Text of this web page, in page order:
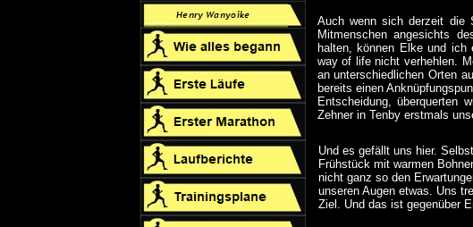
Auch wenn sich derzeit die
Mitmenschen angesichts
halten, können Elke und ich
way of life nicht verhehlen.
an unterschiedlichen Orten
bereits einen
Entscheidung, überquerten
Zehner in Tenby erstmals
Und es gefällt uns hier.
Frühstück mit warmen
nicht ganz so den
unseren Augen etwas. Uns
Ziel. Und das ist gegenüber